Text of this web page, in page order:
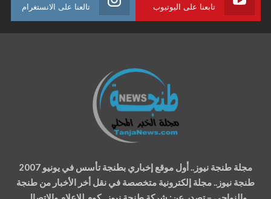
تابعنا على اليوتيوب تالعنا على الانستغرام
مجلة طنجة نيوز.. أول موقع إخباري بطنجة تأسس في يونيو 2007
طنجة نيوز.. مجلة إلكترونية متخصصة في نقل أخر الأخبار من طنجة